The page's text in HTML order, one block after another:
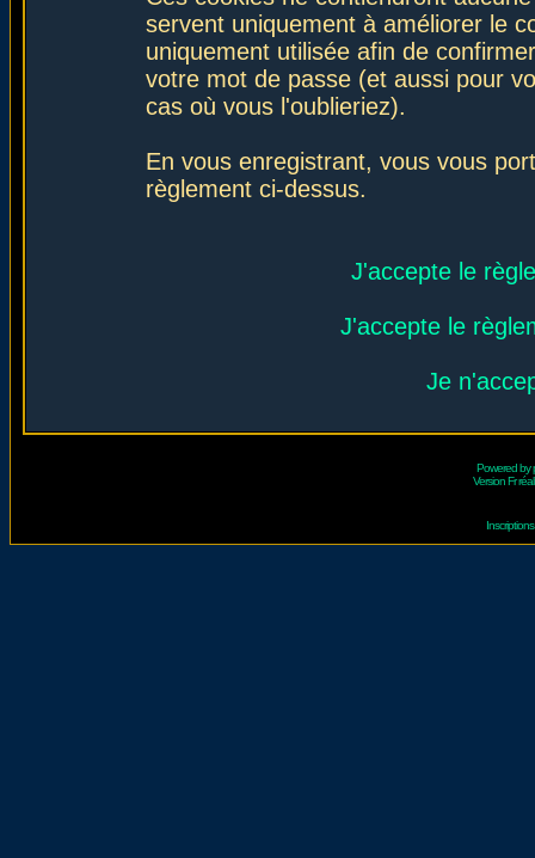
servent uniquement à améliorer le
uniquement utilisée afin de
votre mot de passe (et aussi pour
cas où vous l'oublieriez).
En vous enregistrant, vous vous
règlement ci-dessus.
J'accepte le
J'accepte le
Je
Powered by
Version Fr